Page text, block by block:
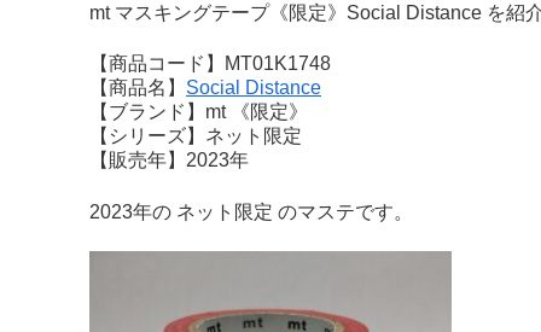
mt マスキングテープ《限定》Social Distance を紹
【商品コード】MT01K1748
【商品名】 Social Distance
【ブランド】mt 《限定》
【シリーズ】ネット限定
【販売年】2023年
2023年の ネット限定 のマステです。